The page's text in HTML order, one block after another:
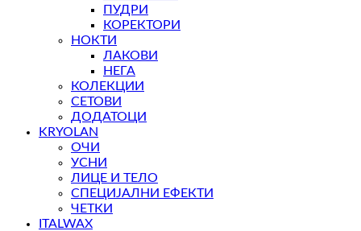
ПУДРИ
КОРЕКТОРИ
НОКТИ
ЛАКОВИ
НЕГА
КОЛЕКЦИИ
СЕТОВИ
ДОДАТОЦИ
KRYOLAN
ОЧИ
УСНИ
ЛИЦЕ И ТЕЛО
СПЕЦИЈАЛНИ ЕФЕКТИ
ЧЕТКИ
ITALWAX